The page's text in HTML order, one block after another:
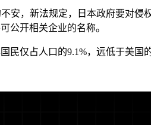
，新法规定，日本政府要对侵
公开相关企业的名称。
占人口的9.1%，远低于美国的